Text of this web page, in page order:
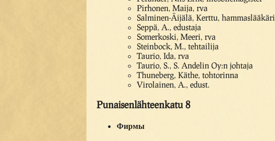
Pirhonen, Maija, rva
Salminen-Äijälä, Kerttu, hammaslääkäri
Seppä, A., edustaja
Somerkoski, Meeri, rva
Steinbock, M., tehtailija
Taurio, Ida, rva
Taurio, S., S. Andelin Oy:n johtaja
Thuneberg, Käthe, tohtorinna
Virolainen, A., edust.
Punaisenlähteenkatu 8
Фирмы